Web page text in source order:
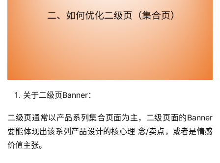
关于二级页Banner：
二级页通常以产品系列集合页面为主，二级页面的Banner
要能体现出该系列产品设计的核心理 念/卖点，或者是情感
价值主张。